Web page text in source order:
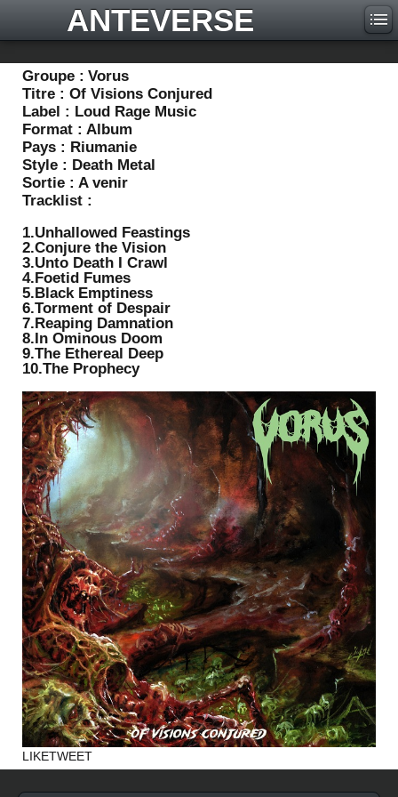
ANTEVERSE
Groupe : Vorus
Titre : Of Visions Conjured
Label : Loud Rage Music
Format : Album
Pays : Riumanie
Style : Death Metal
Sortie : A venir
Tracklist :
1.Unhallowed Feastings
2.Conjure the Vision
3.Unto Death I Crawl
4.Foetid Fumes
5.Black Emptiness
6.Torment of Despair
7.Reaping Damnation
8.In Ominous Doom
9.The Ethereal Deep
10.The Prophecy
LIKETWEET